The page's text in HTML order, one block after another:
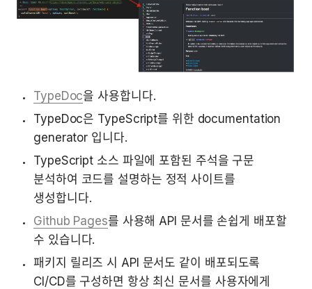
TypeDoc을 사용합니다.
TypeDoc은 TypeScript를 위한 documentation
generator 입니다.
TypeScript 소스 파일에 포함된 주석을 구문
분석하여 코드를 설명하는 정적 사이트를
생성합니다.
Github Pages를 사용해 API 문서를 손쉽게 배포할
수 있습니다.
패키지 릴리즈 시 API 문서도 같이 배포되도록
CI/CD를 구성하면 항상 최신 문서를 사용자에게